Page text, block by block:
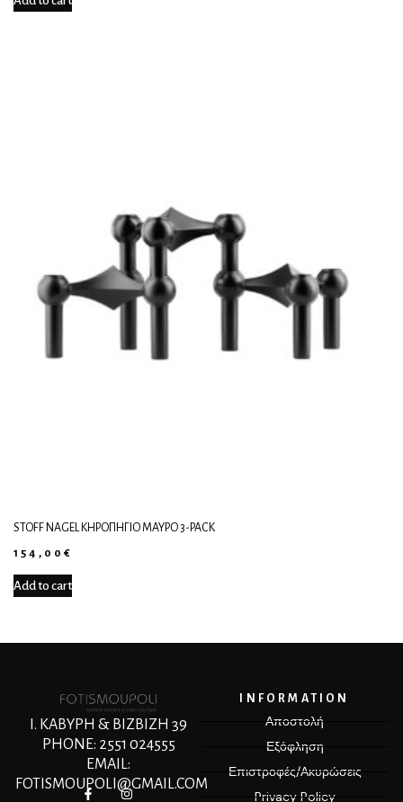
STOFF NAGEL ΚΗΡΟΠΉΓΙΟ ΜΑΎΡΟ 3-PACK
154,00€
Add to cart
Ι. ΚΑΒΥΡΗ & ΒΙΖΒΙΖΗ 39
PHONE: 2551 024555
EMAIL:
FOTISMOUPOLI@GMAIL.COM
INFORMATION
Αποστολή
Εξόφληση
Επιστροφές/Ακυρώσεις
Privacy Policy